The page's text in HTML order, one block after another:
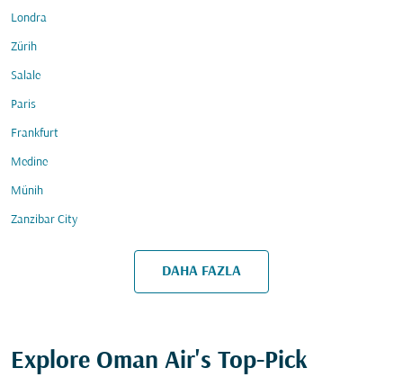
Londra
Zürih
Salale
Paris
Frankfurt
Medine
Münih
Zanzibar City
DAHA FAZLA
Explore Oman Air's Top-Pick